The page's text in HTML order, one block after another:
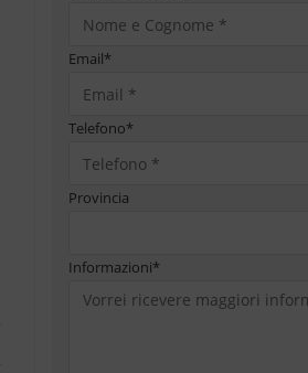
Email*
Telefono*
Provincia
Informazioni*